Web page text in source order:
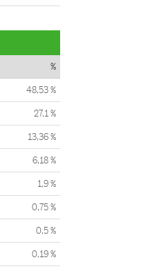
%
48,53 %
27,1 %
13,36 %
6,18 %
1,9 %
0,75 %
0,5 %
0,19 %